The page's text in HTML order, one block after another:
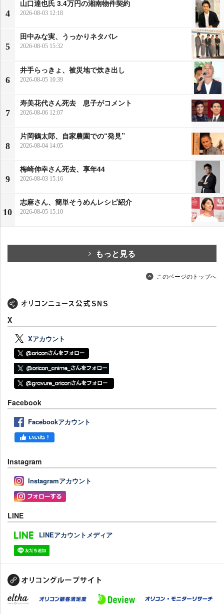
4
山口達也氏 3.4万円の湘南物件契約
2026-08-03 12:18
5
田中みな実、うっかりネタバレ
2026-08-05 15:32
6
井手らっきょ、被災地で炊き出し
2026-08-05 10:39
7
寿美花代さん死去 息子がコメント
2026-08-06 12:07
8
片岡鶴太郎、自家農園での“発見”
2026-08-04 14:05
9
梅崎伸幸さん死去、享年44
2026-08-03 15:16
10
志麻さん、簡単そうめんレシピ紹介
2026-08-05 15:10
もっと見る
このページのトップへ
X
Xアカウント
Facebook
Facebookアカウント
Instagram
Instagramアカウント
LINE
LINEアカウントメディア